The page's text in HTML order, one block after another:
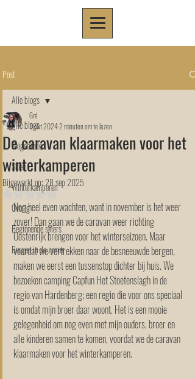
Post
Alle blogs
Skigebieden
Skiën
Winterkamperen
Overig
Beginnende skiërs
Bergen in de zomer
Alle blogs
De caravan klaarmaken voor het
winterkamperen
Gré
3 okt 20242 minuten om te lezen
Bijgewerkt op: 28 sep 2025
Beoordeeld met NaN uit 5 sterren.
Nog heel even wachten, want in november is het weer
zover! Dan gaan we de caravan weer richting
Oostenrijk brengen voor het winterseizoen. Maar
voordat we vertrekken naar de besneeuwde bergen,
maken we eerst een tussenstop dichter bij huis. We
bezoeken camping Capfun Het Stoetenslagh in de
regio van Hardenberg; een regio die voor ons speciaal
is omdat mijn broer daar woont. Het is een mooie
gelegenheid om nog even met mijn ouders, broer en
alle kinderen samen te komen, voordat we de caravan
klaarmaken voor het winterkamperen.